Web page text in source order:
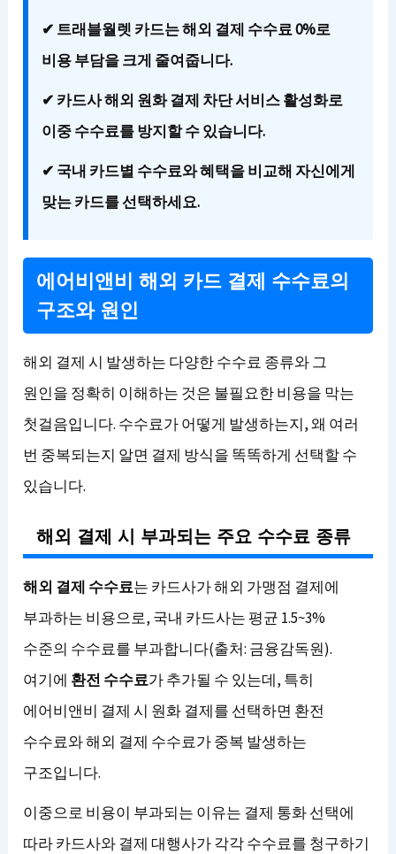
✔ 트래블월렛 카드는 해외 결제 수수료 0%로
비용 부담을 크게 줄여줍니다.
✔ 카드사 해외 원화 결제 차단 서비스 활성화로
이중 수수료를 방지할 수 있습니다.
✔ 국내 카드별 수수료와 혜택을 비교해 자신에게
맞는 카드를 선택하세요.
에어비앤비 해외 카드 결제 수수료의
구조와 원인
해외 결제 시 발생하는 다양한 수수료 종류와 그
원인을 정확히 이해하는 것은 불필요한 비용을 막는
첫걸음입니다. 수수료가 어떻게 발생하는지, 왜 여러
번 중복되는지 알면 결제 방식을 똑똑하게 선택할 수
있습니다.
해외 결제 시 부과되는 주요 수수료 종류
해외 결제 수수료는 카드사가 해외 가맹점 결제에
부과하는 비용으로, 국내 카드사는 평균 1.5~3%
수준의 수수료를 부과합니다(출처: 금융감독원).
여기에 환전 수수료가 추가될 수 있는데, 특히
에어비앤비 결제 시 원화 결제를 선택하면 환전
수수료와 해외 결제 수수료가 중복 발생하는
구조입니다.
이중으로 비용이 부과되는 이유는 결제 통화 선택에
따라 카드사와 결제 대행사가 각각 수수료를 청구하기